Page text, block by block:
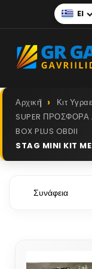
El
Αρχική Κιτ
SUPER ΠΡΟΣΦΟΡΑ
BOX PLUS OBDII
STAG MINI KIT
Συνάφεια